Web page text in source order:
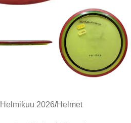
2026/Helmet